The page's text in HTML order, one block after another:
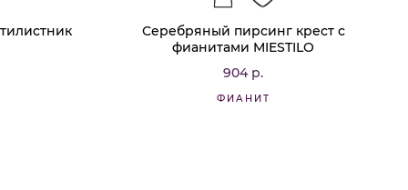
Серебряный пирсинг крест с
фианитами MIESTILO
904 р.
ФИАНИТ